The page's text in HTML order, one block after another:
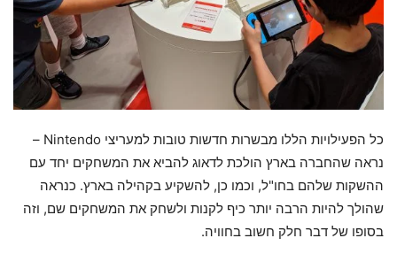
כל הפעילויות הללו מבשרות חדשות טובות למעריצי Nintendo –
נראה שהחברה בארץ הולכת לדאוג להביא את המשחקים יחד עם
ההשקות שלהם בחו"ל, וכמו כן, להשקיע בקהילה בארץ. כנראה
שהולך להיות הרבה יותר כיף לקנות ולשחק את המשחקים שם, וזה
בסופו של דבר חלק חשוב בחוויה.